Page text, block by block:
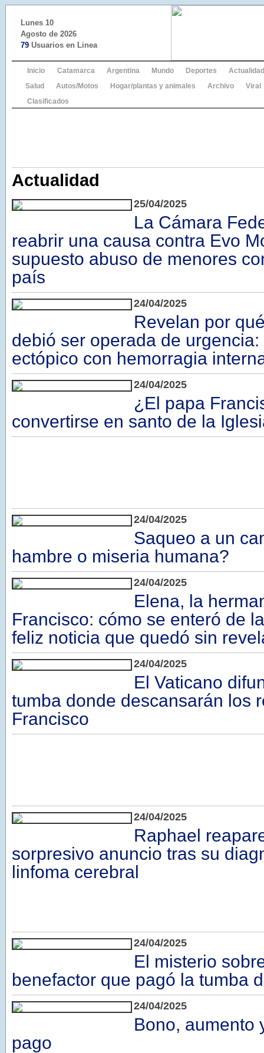
Lunes 10
Agosto de 2026
79 Usuarios en Linea
Inicio Catamarca Argentina Mundo Deportes
Actualidad
Salud
Autos/Motos Hogar/plantas y animales Archivo
Viral
Clasificados
Actualidad
25/04/2025
La Cámara
reabrir una causa contra Evo
supuesto abuso de menores
país
24/04/2025
Revelan por
debió ser operada de
ectópico con hemorragia
24/04/2025
¿El papa
convertirse en santo de la
24/04/2025
Saqueo a un
hambre o miseria humana?
24/04/2025
Elena, la
Francisco: cómo se enteró de
feliz noticia que quedó sin
24/04/2025
El Vaticano
tumba donde descansarán los
Francisco
24/04/2025
Raphael
sorpresivo anuncio tras su
linfoma cerebral
24/04/2025
El misterio
benefactor que pagó la tumba
24/04/2025
Bono, aumento
pago